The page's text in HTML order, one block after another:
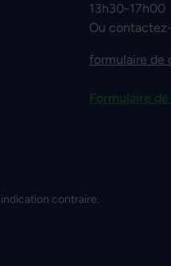
13h30-17h00
Ou
formulaire de
Formulaire
contraire.